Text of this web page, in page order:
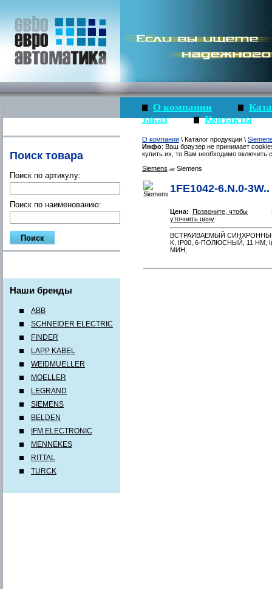
Поиск товара
Поиск по артикулу:
Поиск по наименованию:
Наши бренды
ABB
SCHNEIDER ELECTRIC
FINDER
LAPP KABEL
WEIDMUELLER
MOELLER
LEGRAND
SIEMENS
BELDEN
IFM ELECTRONIC
MENNEKES
RITTAL
TURCK
О компании
заказ
Контакты
О компании \ Каталог продукции \
Инфо: Ваш браузер не принимает
купить их, то Вам необходимо включить
Siemens
Siemens
1FE1042-6.N.0-3W..
Цена: Позвоните, чтобы
уточнить цену
ВСТРАИВАЕМЫЙ СИНХРОННЫЙ
K, IP00, 6-ПОЛЮСНЫЙ, 11 НМ,
МИН,